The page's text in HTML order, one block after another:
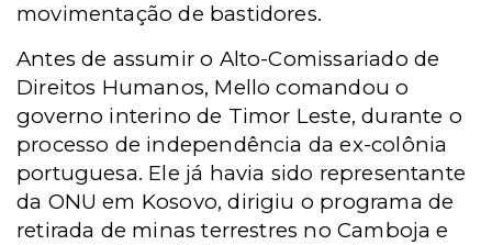
movimentação de bastidores.
Antes de assumir o Alto-Comissariado de
Direitos Humanos, Mello comandou o
governo interino de Timor Leste, durante o
processo de independência da ex-colônia
portuguesa. Ele já havia sido representante
da ONU em Kosovo, dirigiu o programa de
retirada de minas terrestres no Camboja e